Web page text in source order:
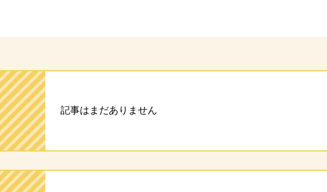
記事はまだありません